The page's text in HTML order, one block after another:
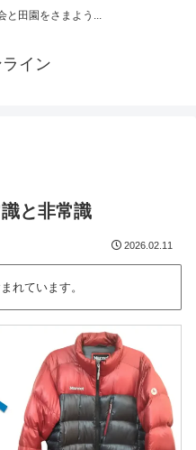
と田園をさまよう...
イン
と非常識
2026.02.11
れています。